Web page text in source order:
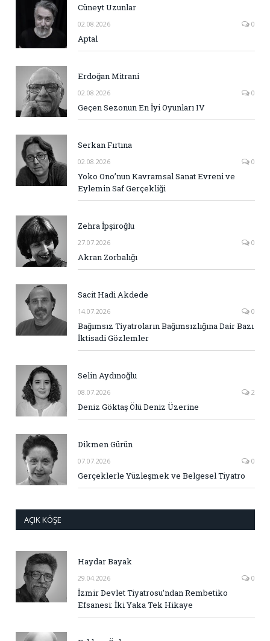
Cüneyt Uzunlar
02.08.2026 0
Aptal
Erdoğan Mitrani
02.08.2026 0
Geçen Sezonun En İyi Oyunları IV
Serkan Fırtına
02.08.2026 0
Yoko Ono’nun Kavramsal Sanat Evreni ve
Eylemin Saf Gerçekliği
Zehra İpşiroğlu
27.07.2026 0
Akran Zorbalığı
Sacit Hadi Akdede
14.07.2026 0
Bağımsız Tiyatroların Bağımsızlığına Dair Bazı
İktisadi Gözlemler
Selin Aydınoğlu
08.07.2026 2
Deniz Göktaş Ölü Deniz Üzerine
Dikmen Gürün
07.07.2026 0
Gerçeklerle Yüzleşmek ve Belgesel Tiyatro
AÇIK KÖŞE
Haydar Bayak
29.04.2026 0
İzmir Devlet Tiyatrosu’ndan Rembetiko
Efsanesi: İki Yaka Tek Hikaye